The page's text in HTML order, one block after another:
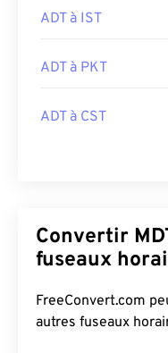
ADT à IST
ADT à PKT
ADT à CST
Convertir
fuseaux
FreeConvert.com
autres fuseaux